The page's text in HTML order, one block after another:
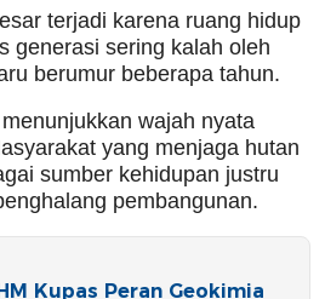
terjadi karena ruang hidup
generasi sering kalah oleh
berumur beberapa tahun.
wajah nyata
yang menjaga hutan
sumber kehidupan justru
pembangunan.
Kupas Peran Geokimia